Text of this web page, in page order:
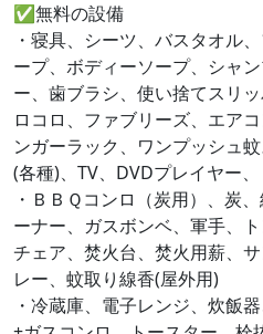
✅無料の設備
・寝具、シーツ、バスタオル
ープ、ボディーソープ、シャ
ー、歯ブラシ、使い捨てスリ
ロコロ、ファブリーズ、エア
ンガーラック、ワンプッシュ
(各種)、TV、DVDプレイヤー、
・ＢＢＱコンロ（炭用）、炭
ーナー、ガスボンベ、軍手、
チェア、焚火台、焚火用薪、
レー、蚊取り線香(屋外用)
・冷蔵庫、電子レンジ、炊飯